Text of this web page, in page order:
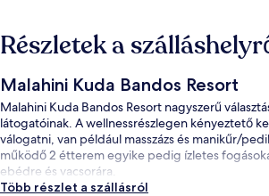
Részletek a
Malahini Kuda Bandos Resort
Malahini Kuda Bandos Resort nagyszerű
látogatóinak. A wellnessrészlegen kényeztető
válogatni, van például masszázs és manikűr/
működő 2 étterem egyike pedig ízletes
ebédre és vacsorára.
Több részlet a szállásról